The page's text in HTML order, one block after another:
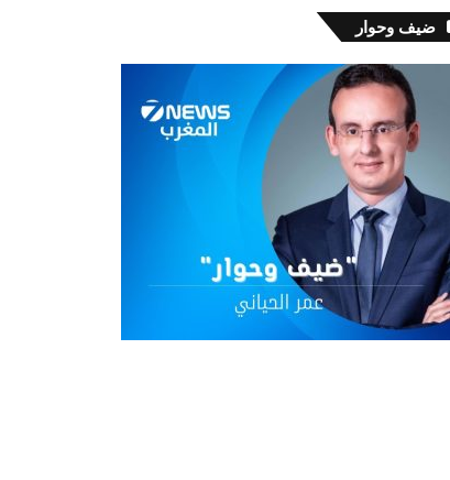
ضيف وحوار